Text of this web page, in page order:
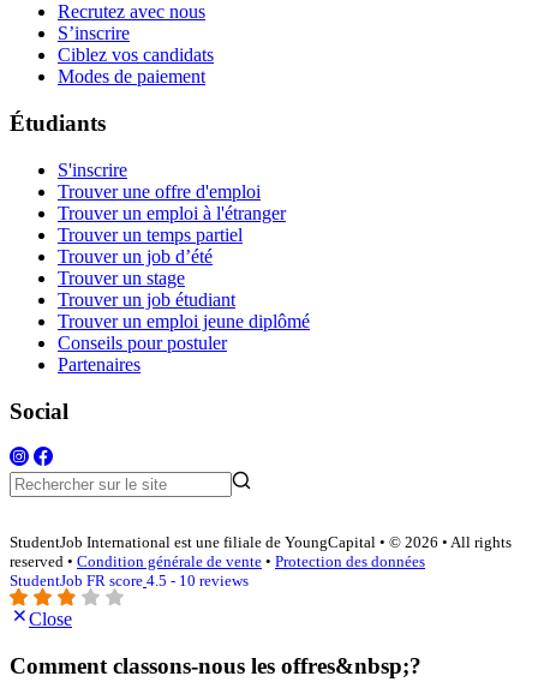
Recrutez avec nous
S’inscrire
Ciblez vos candidats
Modes de paiement
Étudiants
S'inscrire
Trouver une offre d'emploi
Trouver un emploi à l'étranger
Trouver un temps partiel
Trouver un job d’été
Trouver un stage
Trouver un job étudiant
Trouver un emploi jeune diplômé
Conseils pour postuler
Partenaires
Social
StudentJob International est une filiale de YoungCapital • © 2026 • All rights
reserved • Condition générale de vente • Protection des données
StudentJob FR score 4.5 - 10 reviews
Close
Comment classons-nous les offres&nbsp;?